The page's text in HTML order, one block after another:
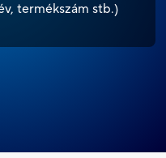
termékszám stb.)